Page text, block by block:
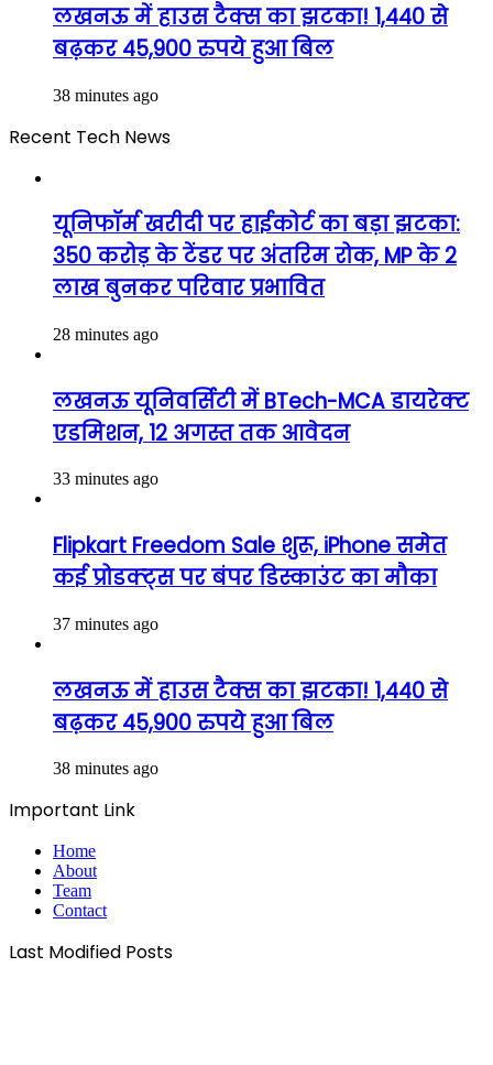
लखनऊ में हाउस टैक्स का झटका! 1,440 से
बढ़कर 45,900 रुपये हुआ बिल
38 minutes ago
Recent Tech News
यूनिफॉर्म खरीदी पर हाईकोर्ट का बड़ा झटका:
350 करोड़ के टेंडर पर अंतरिम रोक, MP के 2
लाख बुनकर परिवार प्रभावित
28 minutes ago
लखनऊ यूनिवर्सिटी में BTech-MCA डायरेक्ट
एडमिशन, 12 अगस्त तक आवेदन
33 minutes ago
Flipkart Freedom Sale शुरू, iPhone समेत
कई प्रोडक्ट्स पर बंपर डिस्काउंट का मौका
37 minutes ago
लखनऊ में हाउस टैक्स का झटका! 1,440 से
बढ़कर 45,900 रुपये हुआ बिल
38 minutes ago
Important Link
Home
About
Team
Contact
Last Modified Posts